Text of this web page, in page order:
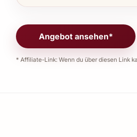
Angebot ansehen*
* Affiliate-Link: Wenn du über diesen Link